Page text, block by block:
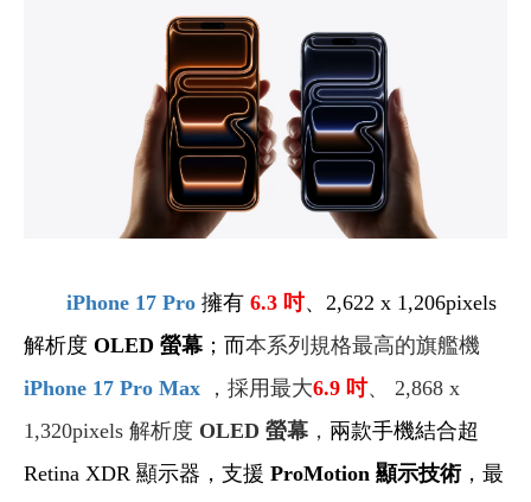
iPhone 17 Pro 擁有 6.3 吋、2,622 x 1,206pixels
解析度 OLED 螢幕；而本系列規格最高的旗艦機
iPhone 17 Pro Max
，採用最大6.9 吋、 2,868 x
1,320pixels 解析度 OLED 螢幕 ， 兩款手機結合超
Retina XDR 顯示器，支援 ProMotion 顯示技術，最